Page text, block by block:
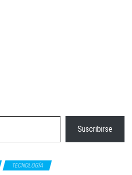
Suscribirse
TECNOLOGÍA